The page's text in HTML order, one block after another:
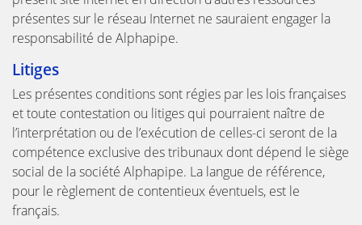
présentes sur le réseau Internet ne sauraient engager la
responsabilité de Alphapipe.
Litiges
Les présentes conditions sont régies par les lois françaises
et toute contestation ou litiges qui pourraient naître de
l’interprétation ou de l’exécution de celles-ci seront de la
compétence exclusive des tribunaux dont dépend le siège
social de la société Alphapipe. La langue de référence,
pour le règlement de contentieux éventuels, est le
français.